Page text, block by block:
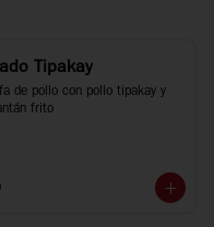
Tipakay
de pollo con pollo tipakay y
frito